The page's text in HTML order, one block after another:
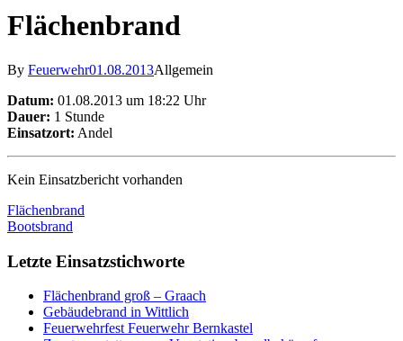
Flächenbrand
By Feuerwehr01.08.2013Allgemein
Datum: 01.08.2013 um 18:22 Uhr
Dauer: 1 Stunde
Einsatzort: Andel
Kein Einsatzbericht vorhanden
Flächenbrand
Bootsbrand
Letzte Einsatzstichworte
Flächenbrand groß – Graach
Gebäudebrand in Wittlich
Feuerwehrfest Feuerwehr Bernkastel